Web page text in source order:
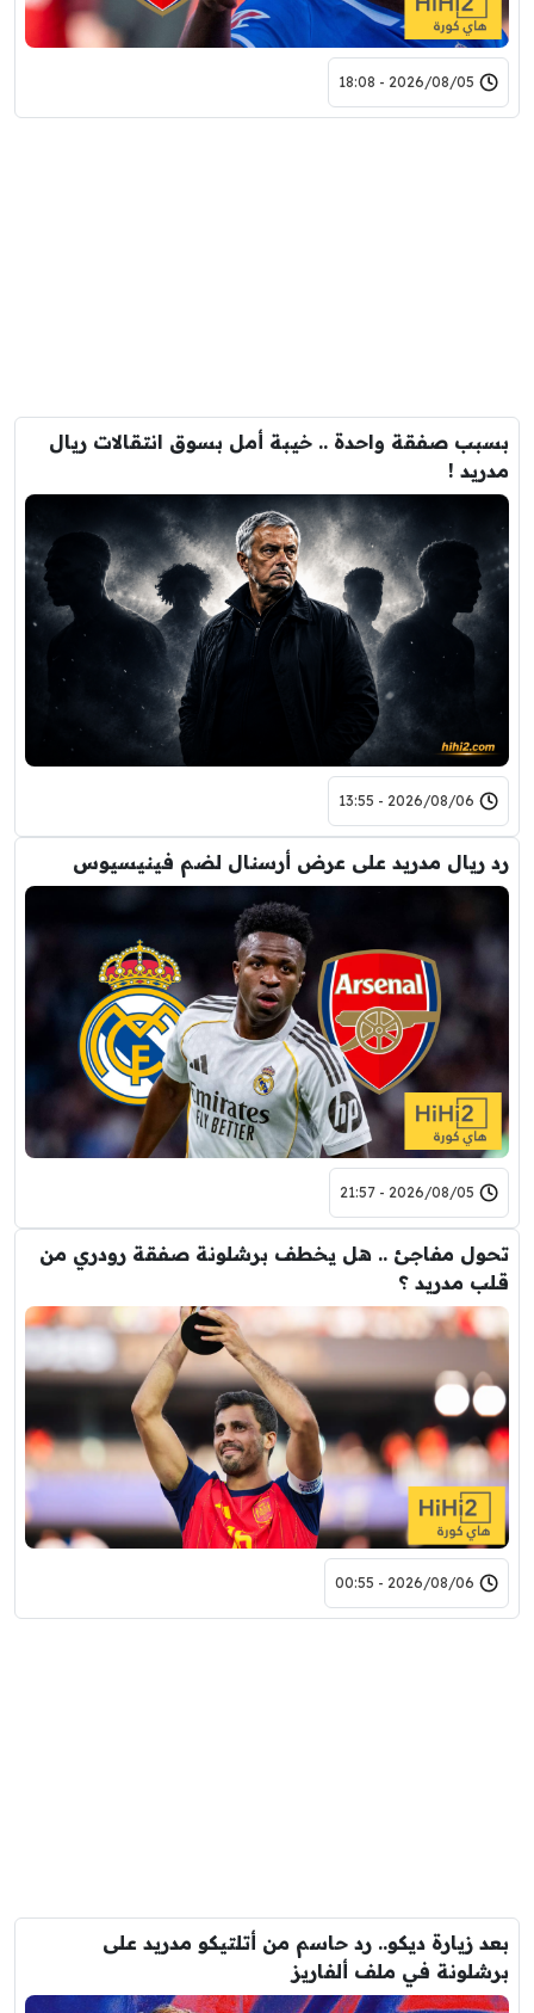
2026/08/05 - 18:08
بسبب صفقة واحدة .. خيبة أمل بسوق انتقالات ريال
مدريد !
2026/08/06 - 13:55
رد ريال مدريد على عرض أرسنال لضم فينيسيوس
2026/08/05 - 21:57
تحول مفاجئ .. هل يخطف برشلونة صفقة رودري من
قلب مدريد ؟
2026/08/06 - 00:55
بعد زيارة ديكو.. رد حاسم من أتلتيكو مدريد على
برشلونة في ملف ألفاريز